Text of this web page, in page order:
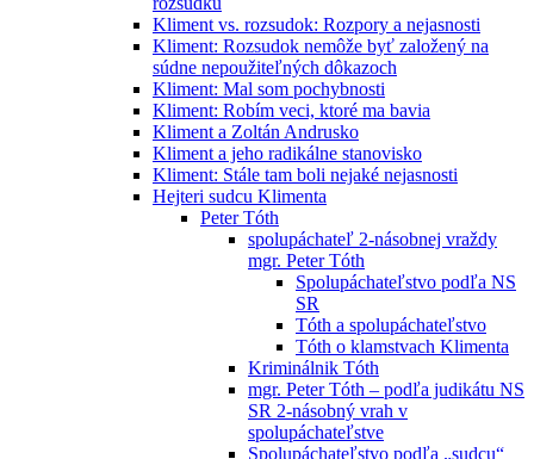
Kliment vs. rozsudok: Rozpory a nejasnosti
Kliment: Rozsudok nemôže byť založený na
súdne nepoužiteľných dôkazoch
Kliment: Mal som pochybnosti
Kliment: Robím veci, ktoré ma bavia
Kliment a Zoltán Andrusko
Kliment a jeho radikálne stanovisko
Kliment: Stále tam boli nejaké nejasnosti
Hejteri sudcu Klimenta
Peter Tóth
spolupáchateľ 2-násobnej vraždy
mgr. Peter Tóth
Spolupáchateľstvo podľa NS
SR
Tóth a spolupáchateľstvo
Tóth o klamstvach Klimenta
Kriminálnik Tóth
mgr. Peter Tóth – podľa judikátu NS
SR 2-násobný vrah v
spolupáchateľstve
Spolupáchateľstvo podľa „sudcu“